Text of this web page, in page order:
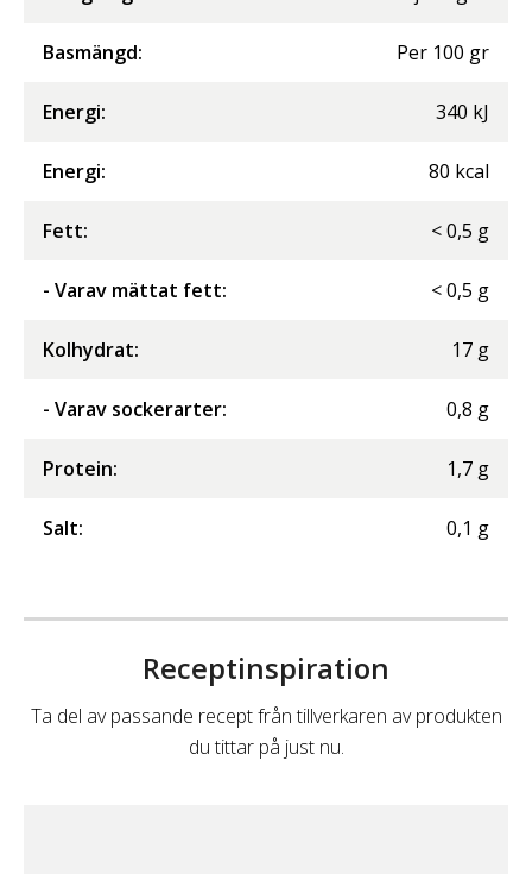
Basmängd: Per 100 gr
Energi: 340 kJ
Energi: 80 kcal
Fett: <0,5 g
- Varav mättat fett: <0,5 g
Kolhydrat: 17 g
- Varav sockerarter: 0,8 g
Protein: 1,7 g
Salt: 0,1 g
Receptinspiration
Ta del av passande recept från tillverkaren av produkten
du tittar på just nu.